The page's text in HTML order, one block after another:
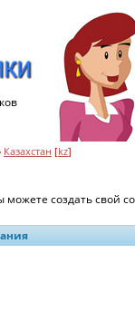
Казахстан [kz]
создать свой